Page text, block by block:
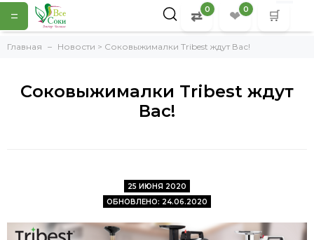
= ⇄ 0 ❤ 0 🛒
Главная Новости > Соковыжималки Tribest ждут Вас!
Соковыжималки Tribest ждут
Вас!
25 ИЮНЯ 2020
ОБНОВЛЕНО: 24.06.2020